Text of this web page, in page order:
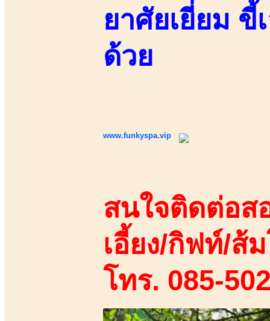
ยาศัยเยี่ยม ขี้
ด้วย
www.funkyspa.vip
สนใจติดต่อส
เอี้ยง/กิฟท์/ส้
โทร. 085-